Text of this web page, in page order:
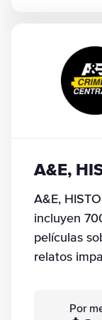
A&E,
A&E,
incluyen
películas
relatos
Por